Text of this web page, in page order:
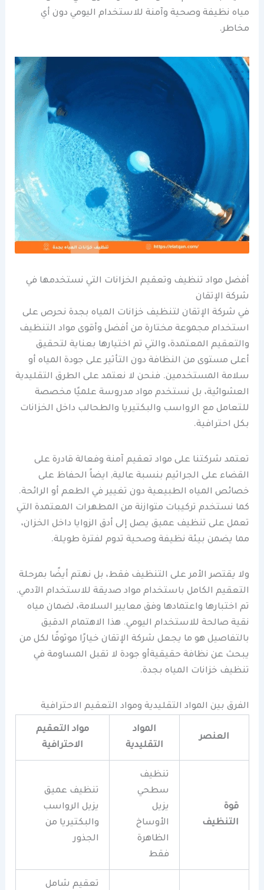
مياه نظيفة وصحية وآمنة للاستخدام اليومي دون أي
مخاطر.
أفضل مواد تنظيف وتعقيم الخزانات التي نستخدمها في
شركة الإتقان
في شركة الإتقان لتنظيف خزانات المياه بجدة نحرص على
استخدام مجموعة مختارة من أفضل وأقوى مواد التنظيف
والتعقيم المعتمدة، والتي تم اختيارها بعناية لتحقيق
أعلى مستوى من النظافة دون التأثير على جودة المياه أو
سلامة المستخدمين. فنحن لا نعتمد على الطرق التقليدية
العشوائية، بل نستخدم مواد مدروسة علميًا مخصصة
للتعامل مع الرواسب والبكتيريا والطحالب داخل الخزانات
بكل احترافية.
تعتمد شركتنا على مواد تعقيم آمنة وفعالة قادرة على
القضاء على الجراثيم بنسبة عالية, ايضاً الحفاظ على
خصائص المياه الطبيعية دون تغيير في الطعم أو الرائحة.
كما نستخدم تركيبات متوازنة من المطهرات المعتمدة التي
تعمل على تنظيف عميق يصل إلى أدق الزوايا داخل الخزان،
مما يضمن بيئة نظيفة وصحية تدوم لفترة طويلة.
ولا يقتصر الأمر على التنظيف فقط، بل نهتم أيضًا بمرحلة
التعقيم الكامل باستخدام مواد صديقة للاستخدام الآدمي.
تم اختبارها واعتمادها وفق معايير السلامة، لضمان مياه
نقية صالحة للاستخدام اليومي. هذا الاهتمام الدقيق
بالتفاصيل هو ما يجعل شركة الإتقان خيارًا موثوقًا لكل من
يبحث عن نظافة حقيقيةأو جودة لا تقبل المساومة في
تنظيف خزانات المياه بجدة.
الفرق بين المواد التقليدية ومواد التعقيم الاحترافية
العنصر
المواد
التقليدية
مواد التعقيم
الاحترافية
قوة
التنظيف
تنظيف
سطحي
يزيل
الأوساخ
الظاهرة
فقط
تنظيف عميق
يزيل الرواسب
والبكتيريا من
الجذور
تعقيم شامل